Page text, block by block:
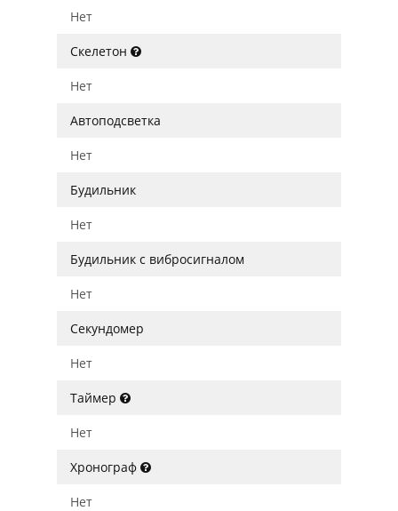
Нет
Скелетон
Нет
Автоподсветка
Нет
Будильник
Нет
Будильник с вибросигналом
Нет
Секундомер
Нет
Таймер
Нет
Хронограф
Нет